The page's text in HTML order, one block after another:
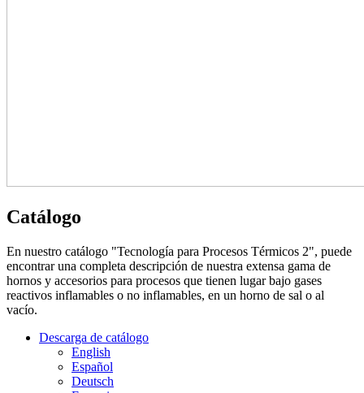
Catálogo
En nuestro catálogo "Tecnología para Procesos Térmicos 2", puede
encontrar una completa descripción de nuestra extensa gama de
hornos y accesorios para procesos que tienen lugar bajo gases
reactivos inflamables o no inflamables, en un horno de sal o al
vacío.
Descarga de catálogo
English
Español
Deutsch